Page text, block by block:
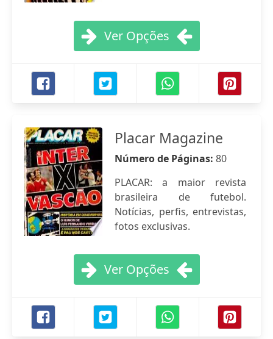
Ver Opções
Placar Magazine
Número de Páginas: 80
PLACAR: a maior revista
brasileira de futebol.
Notícias, perfis, entrevistas,
fotos exclusivas.
Ver Opções